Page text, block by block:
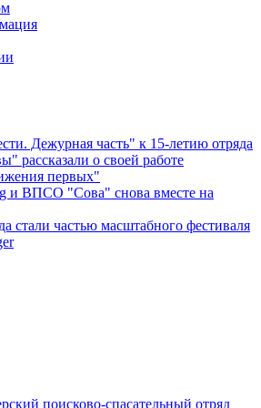
Дежурная часть" к 15-летию отряда
рассказали о своей работе
первых"
и ВПСО "Сова" снова вместе на
стали частью масштабного фестиваля
поисково-спасательный отряд